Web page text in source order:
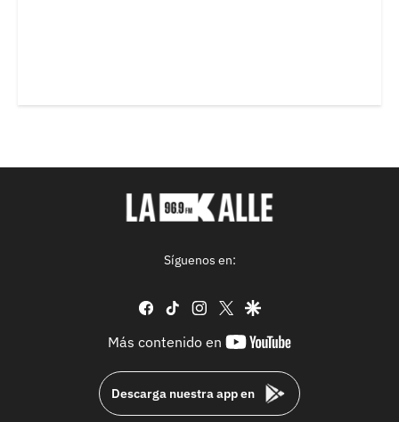
Síguenos en:
facebook
tiktok instagram
twittergoogle
Más contenido en
youtube-
Descarga nuestra app en